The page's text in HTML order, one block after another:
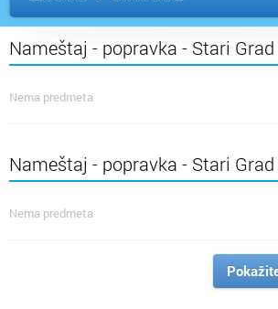
Nameštaj - popravka - Stari Grad
Nema predmeta
Nameštaj - popravka - Stari
Nema predmeta